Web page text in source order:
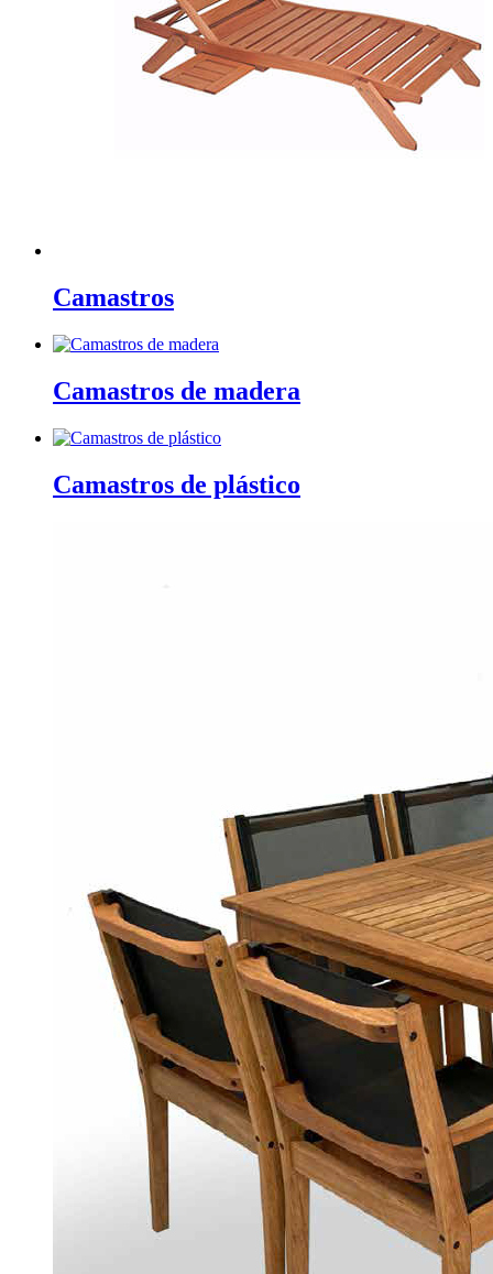
Camastros
Camastros de madera
Camastros de plástico